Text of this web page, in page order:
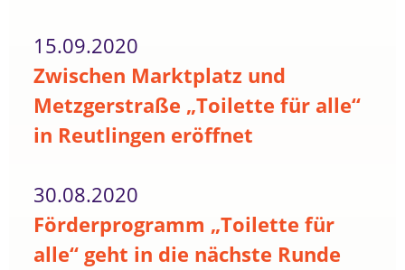
15.09.2020
Zwischen Marktplatz und
Metzgerstraße „Toilette für alle“
in Reutlingen eröffnet
30.08.2020
Förderprogramm „Toilette für
alle“ geht in die nächste Runde